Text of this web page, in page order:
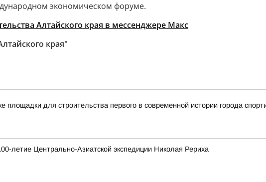
экономическом форуме.
Алтайского края в мессенджере Макс
края"
площадки для строительства первого в современной истории города
летие Центрально-Азиатской экспедиции Николая Рериха